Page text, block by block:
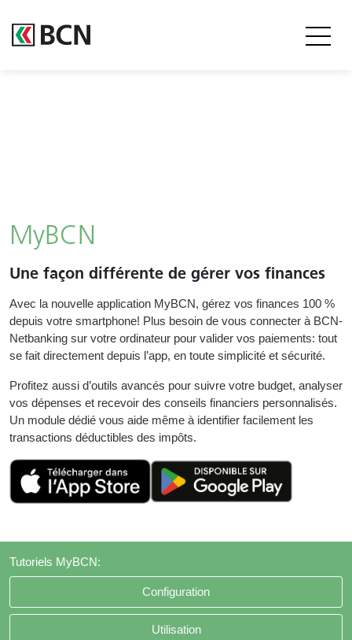
MyBCN
Body
Une façon différente de gérer vos finances
Avec la nouvelle application MyBCN, gérez vos finances 100 %
depuis votre smartphone! Plus besoin de vous connecter à BCN-
Netbanking sur votre ordinateur pour valider vos paiements: tout
se fait directement depuis l’app, en toute simplicité et sécurité.
Profitez aussi d’outils avancés pour suivre votre budget, analyser
vos dépenses et recevoir des conseils financiers personnalisés.
Un module dédié vous aide même à identifier facilement les
transactions déductibles des impôts.
Tutoriels MyBCN:
Configuration
Utilisation